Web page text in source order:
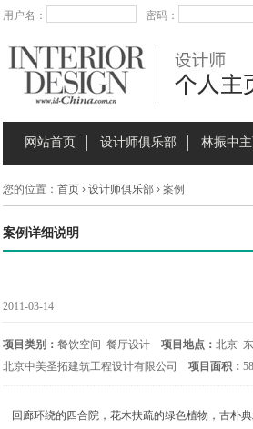
用户名： 密码：
网站首页 设计师俱乐部 林振中
您的位置： 首页› 设计师俱乐部› 案例
案例详细说明
2011-03-14
项目类别： 餐饮空间 餐厅设计 项目地点： 北京
北京中美圣拓建筑工程设计有限公司
项目面积：
回廊环绕的四合院，花木扶疏的绿色植物，古朴